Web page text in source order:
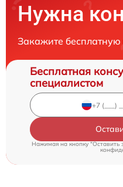
Нужна
Закажите
Бесплатная
специалистом
Нажимая на кнопку "Оставить